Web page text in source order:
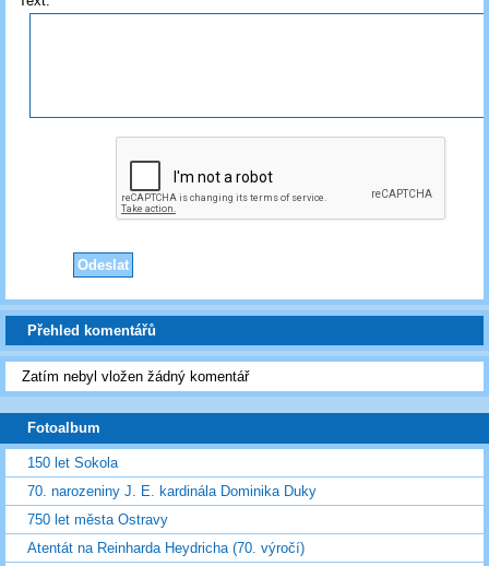
Přehled komentářů
Zatím nebyl vložen žádný komentář
Fotoalbum
150 let Sokola
70. narozeniny J. E. kardinála Dominika Duky
750 let města Ostravy
Atentát na Reinharda Heydricha (70. výročí)